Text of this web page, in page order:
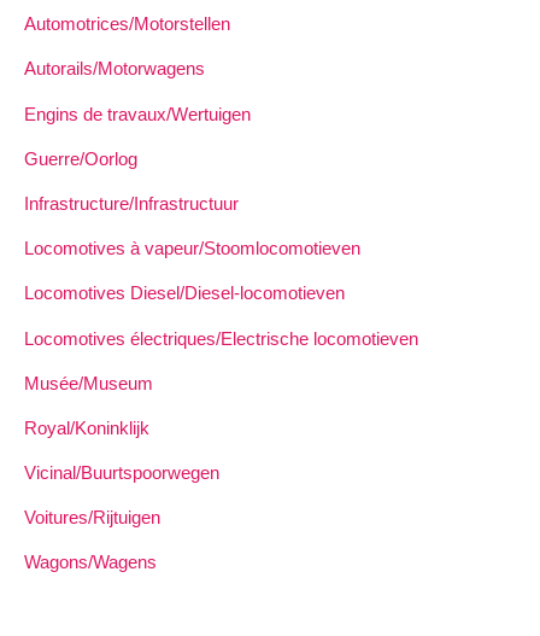
Automotrices/Motorstellen
Autorails/Motorwagens
Engins de travaux/Wertuigen
Guerre/Oorlog
Infrastructure/Infrastructuur
Locomotives à vapeur/Stoomlocomotieven
Locomotives Diesel/Diesel-locomotieven
Locomotives électriques/Electrische locomotieven
Musée/Museum
Royal/Koninklijk
Vicinal/Buurtspoorwegen
Voitures/Rijtuigen
Wagons/Wagens